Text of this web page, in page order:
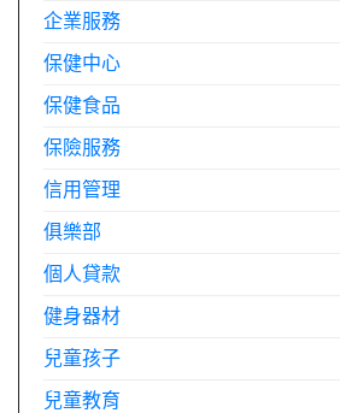
企業服務
保健中心
保健食品
保險服務
信用管理
俱樂部
個人貸款
健身器材
兒童孩子
兒童教育